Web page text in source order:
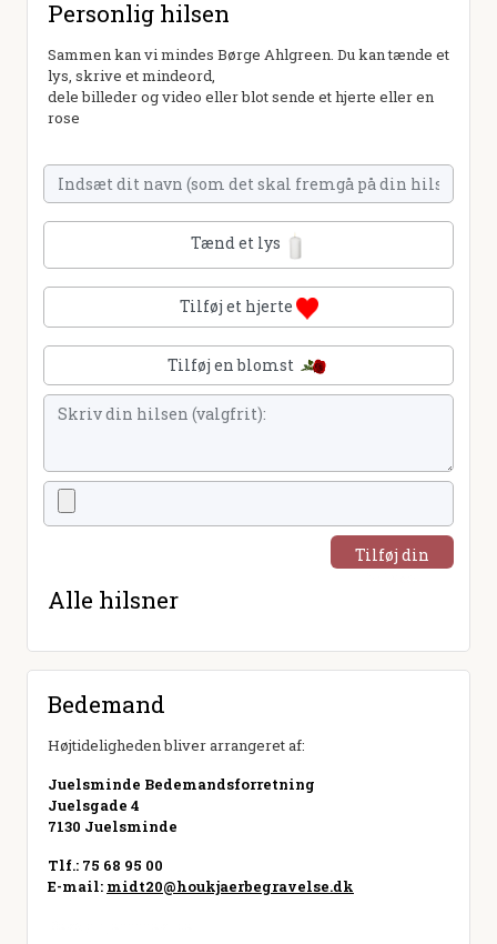
Personlig hilsen
Sammen kan vi mindes Børge Ahlgreen. Du kan tænde et
lys, skrive et mindeord,
dele billeder og video eller blot sende et hjerte eller en
rose
Tænd et lys
Tilføj et hjerte
Tilføj en blomst
Tilføj din
Alle hilsner
Bedemand
Højtideligheden bliver arrangeret af:
Juelsminde Bedemandsforretning
Juelsgade 4
7130 Juelsminde
Tlf.: 75 68 95 00
E-mail: midt20@houkjaerbegravelse.dk